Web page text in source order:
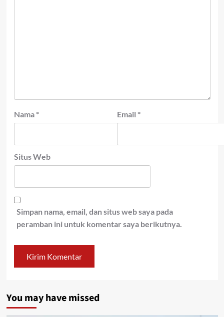
Nama * Email *
Situs Web
Simpan nama, email, dan situs web saya pada
peramban ini untuk komentar saya berikutnya.
You may have missed